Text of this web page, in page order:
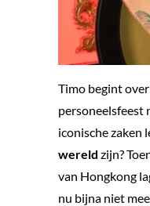
Timo begint over
personeelsfeest
iconische zaken
wereld zijn?
van Hongkong
nu bijna niet